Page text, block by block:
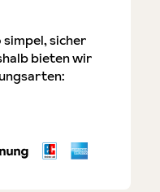
simpel, sicher
bieten wir